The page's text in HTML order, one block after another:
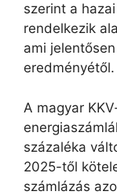
szerint a
rendelkezik
ami
eredményétől.
A magyar
százaléka
2025-től
számlázás